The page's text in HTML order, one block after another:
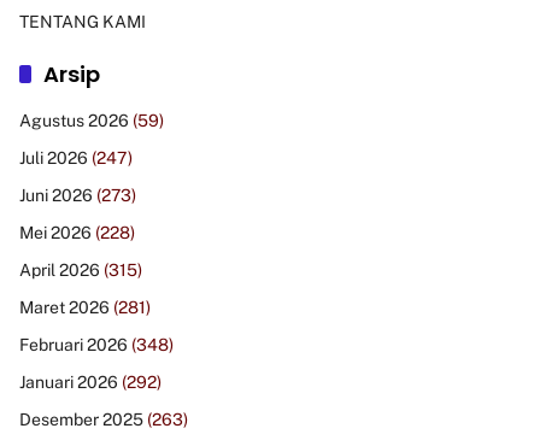
TENTANG KAMI
Arsip
Agustus 2026 (59)
Juli 2026 (247)
Juni 2026 (273)
Mei 2026 (228)
April 2026 (315)
Maret 2026 (281)
Februari 2026 (348)
Januari 2026 (292)
Desember 2025 (263)